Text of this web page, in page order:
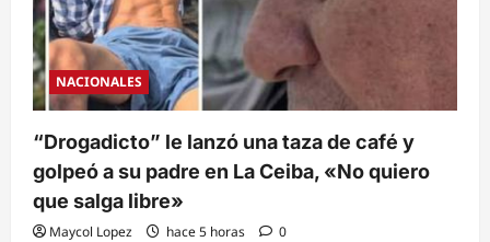
NACIONALES
“Drogadicto” le lanzó una taza de café y
golpeó a su padre en La Ceiba, «No quiero
que salga libre»
Maycol Lopez hace 5 horas 0